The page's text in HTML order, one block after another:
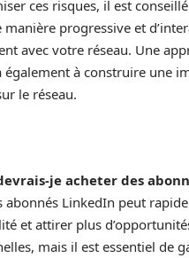
ces risques, il est conseillé
manière progressive et
avec votre réseau. Une
également à construire une
le réseau.
je acheter des
abonnés LinkedIn peut
et attirer plus
mais il est essentiel de